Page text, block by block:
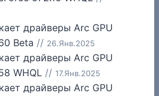
драйверы Arc GPU
Beta // 26.Янв.2025
драйверы Arc GPU
WHQL // 17.Янв.2025
драйверы Arc GPU